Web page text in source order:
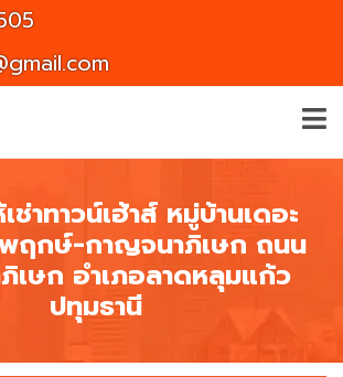
ช่าทาวน์เฮ้าส์ หมู่บ้านเดอะ
ฤกษ์-กาญจนาภิเษก ถนน
เษก อำเภอลาดหลุมแก้ว
ปทุมธานี